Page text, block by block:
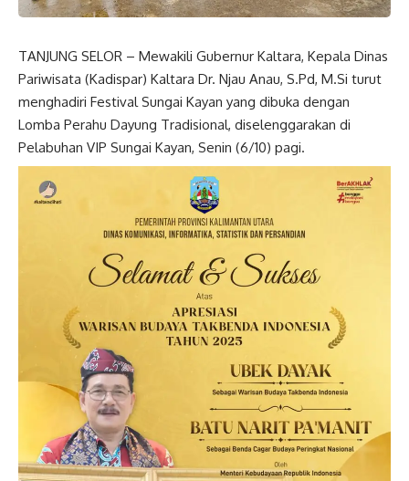
TANJUNG SELOR – Mewakili Gubernur Kaltara, Kepala Dinas
Pariwisata (Kadispar) Kaltara Dr. Njau Anau, S.Pd, M.Si turut
menghadiri Festival Sungai Kayan yang dibuka dengan
Lomba Perahu Dayung Tradisional, diselenggarakan di
Pelabuhan VIP Sungai Kayan, Senin (6/10) pagi.